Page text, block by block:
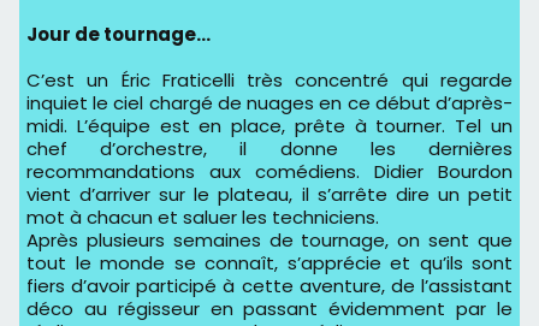
Jour de tournage…
C’est un Éric Fraticelli très concentré qui regarde
inquiet le ciel chargé de nuages en ce début d’après-
midi. L’équipe est en place, prête à tourner. Tel un
chef d’orchestre, il donne les dernières
recommandations aux comédiens. Didier Bourdon
vient d’arriver sur le plateau, il s’arrête dire un petit
mot à chacun et saluer les techniciens.
Après plusieurs semaines de tournage, on sent que
tout le monde se connaît, s’apprécie et qu’ils sont
fiers d’avoir participé à cette aventure, de l’assistant
déco au régisseur en passant évidemment par le